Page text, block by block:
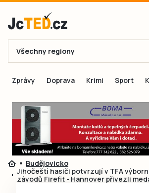
E-mail
Přihlásit se
Přihlásit se přes
Ještě nemám účet, chci se
Všechny regiony
Zprávy Doprava Krimi Sport
Budějovicko
Jihočeští hasiči potvrzují v TFA
závodů Firefit - Hannover přivezli